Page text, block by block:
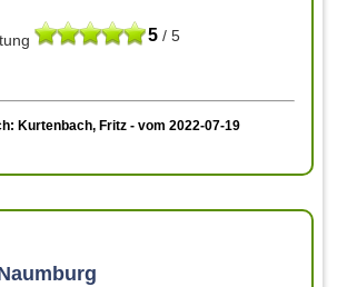
5 / 5
Kurtenbach, Fritz - vom 2022-07-19